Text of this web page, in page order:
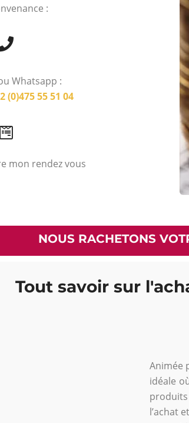
:
Whatsapp :
(0)475 55 51 04
mon rendez vous
NOUS RACHETONS
Tout savoir sur
Animée
idéale
l’achat